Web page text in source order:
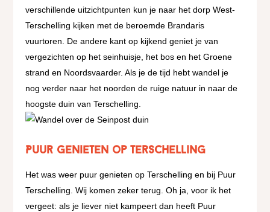
verschillende uitzichtpunten kun je naar het dorp West-
Terschelling kijken met de beroemde Brandaris
vuurtoren. De andere kant op kijkend geniet je van
vergezichten op het seinhuisje, het bos en het Groene
strand en Noordsvaarder. Als je de tijd hebt wandel je
nog verder naar het noorden de ruige natuur in naar de
hoogste duin van Terschelling.
Puur genieten op Terschelling
Het was weer puur genieten op Terschelling en bij Puur
Terschelling. Wij komen zeker terug. Oh ja, voor ik het
vergeet: als je liever niet kampeert dan heeft Puur